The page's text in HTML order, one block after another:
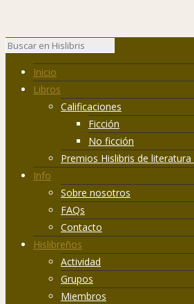
Inicio
Libros
Calificaciones
Ficción
No ficción
Premios Hislibris de
Info
Sobre nosotros
FAQs
Contacto
Hislibreños
Actividad
Grupos
Miembros